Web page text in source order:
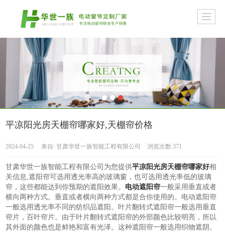
平凉阳光房天棚帘哪家好,天棚帘价格
2024-04-25 来自:甘肃华世一族智能工程有限公司 浏览次数:371
甘肃华世一族智能工程有限公司为您提供平凉阳光房天棚帘哪家好相
关信息,遮阳帘可选用透光率高的玻璃窗，也可选用透光率低的玻璃
帘，这些都能达到你预期的遮阳效果。 电动遮阳帘一般采用垂直或者
横向两种方式。垂直或者横向两种方式都是合你使用的。电动遮阳帘
一般选用透光率不同的纺织品遮阳。叶片翻转式遮阳帘一般选用垂直
帘片，百叶帘片。由于叶片翻转式遮阳帘的外部颜色比较明亮，所以
其外面的颜色也是鲜艳和富有光泽。这种遮阳帘一般选用织物遮阴。